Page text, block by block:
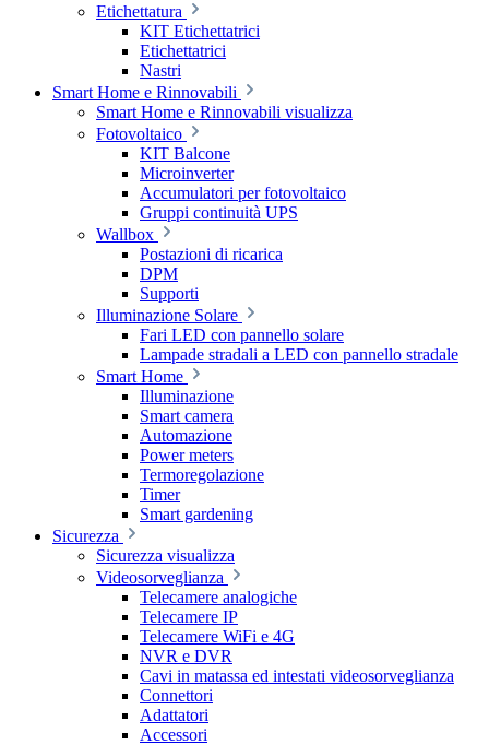
Etichettatura
KIT Etichettatrici
Etichettatrici
Nastri
Smart Home e Rinnovabili
Smart Home e Rinnovabili visualizza
Fotovoltaico
KIT Balcone
Microinverter
Accumulatori per fotovoltaico
Gruppi continuità UPS
Wallbox
Postazioni di ricarica
DPM
Supporti
Illuminazione Solare
Fari LED con pannello solare
Lampade stradali a LED con pannello stradale
Smart Home
Illuminazione
Smart camera
Automazione
Power meters
Termoregolazione
Timer
Smart gardening
Sicurezza
Sicurezza visualizza
Videosorveglianza
Telecamere analogiche
Telecamere IP
Telecamere WiFi e 4G
NVR e DVR
Cavi in matassa ed intestati videosorveglianza
Connettori
Adattatori
Accessori